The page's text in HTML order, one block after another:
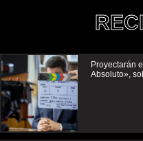
Proyectarán
Absoluto»,